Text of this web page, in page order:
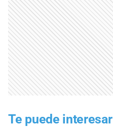
Te puede interesar